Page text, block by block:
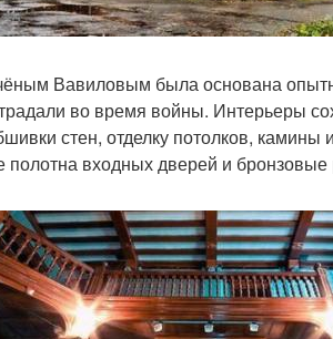
Вавиловым была основана
во время войны. Интерьеры
стен, отделку потолков,
полотна входных дверей и бронзовые